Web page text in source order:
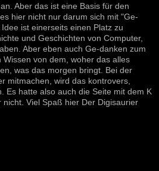
Aber das ist eine Basis für den
hier nicht nur darum sich mit "Ge-
ist einerseits einen Platz zu
und Geschichten von Computer,
Aber eben auch Ge-danken zum
von dem, woher das alles
was das morgen bringt. Bei der
mitmachen, wird das kontrovers,
Es hatte also auch die Seite mit dem K
Viel Spaß hier Der Digisaurier